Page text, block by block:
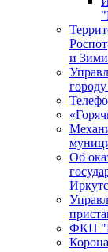
и
Об
ФКП